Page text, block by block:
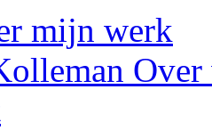
mijn werk